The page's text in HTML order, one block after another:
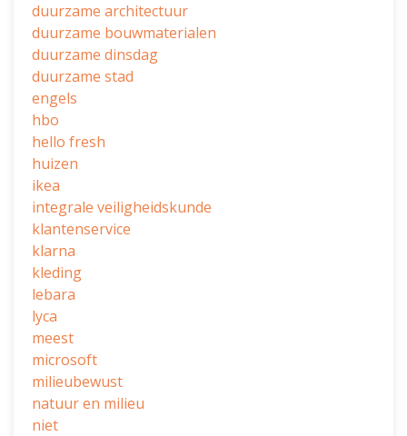
duurzame architectuur
duurzame bouwmaterialen
duurzame dinsdag
duurzame stad
engels
hbo
hello fresh
huizen
ikea
integrale veiligheidskunde
klantenservice
klarna
kleding
lebara
lyca
meest
microsoft
milieubewust
natuur en milieu
niet